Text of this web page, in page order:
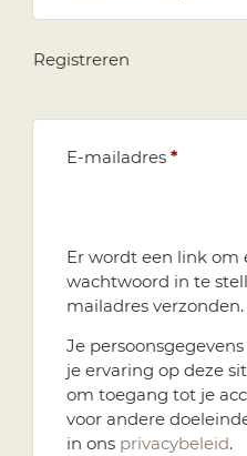
Registreren
E-mailadres *
Er wordt een link om
wachtwoord in te
mailadres verzonden.
Je
je ervaring op deze
om toegang tot je
voor andere
in ons privacybeleid.